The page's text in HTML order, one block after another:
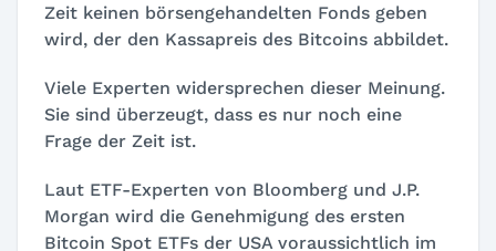
Zeit keinen börsengehandelten Fonds geben
wird, der den Kassapreis des Bitcoins abbildet.
Viele Experten widersprechen dieser Meinung.
Sie sind überzeugt, dass es nur noch eine
Frage der Zeit ist.
Laut ETF-Experten von Bloomberg und J.P.
Morgan wird die Genehmigung des ersten
Bitcoin Spot ETFs der USA voraussichtlich im